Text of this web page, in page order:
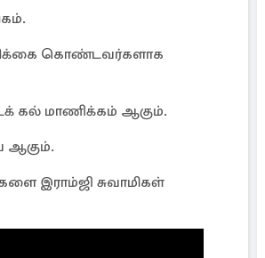
கொண்டவர்களாக
கல் மாணிக்கம் ஆகும்.
ஆகும்.
இராம்ஜி சுவாமிகள்